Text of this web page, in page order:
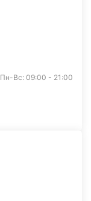
Пн-Вс: 09:00 - 21:00